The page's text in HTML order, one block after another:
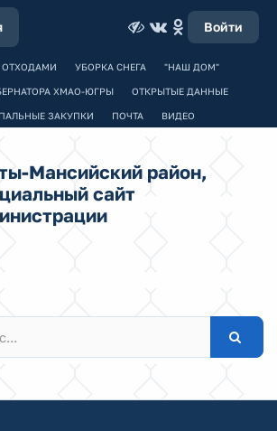
Войти
ОТХОДАМИ УБОРКА СНЕГА "НАШ ДОМ"
ХМАО-ЮГРЫ ОТКРЫТЫЕ ДАННЫЕ
ЗАКУПКИ ПОЧТА ВИДЕО
Мансийский район,
сайт